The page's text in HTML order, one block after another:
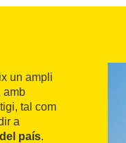
un ampli
amb
tal com
a
país.